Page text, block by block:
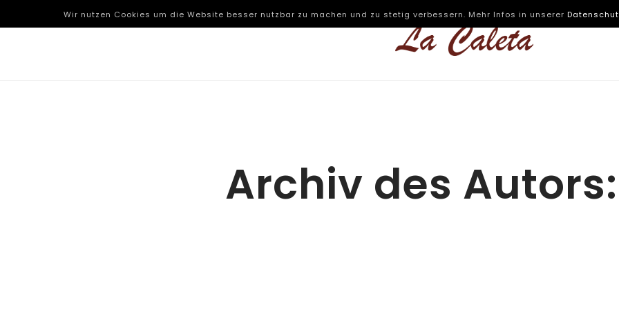
Archiv des Autors:
Wir nutzen Cookies um die Website besser nutzbar zu machen und zu stetig verbessern. Mehr Infos in unserer